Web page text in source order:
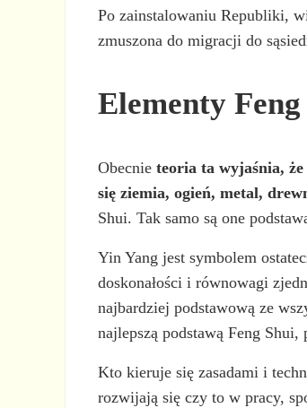
Po zainstalowaniu Republiki,
zmuszona do migracji do
Elementy
Obecnieteoria ta wyjaśnia,
się ziemia, ogień, metal,
Shui. Tak samo są one
Yin Yang jest symbolem
doskonałości i równowagi
najbardziej podstawową ze
najlepszą podstawą Feng
Kto kieruje się zasadami i
rozwijają się czy to w pracy,